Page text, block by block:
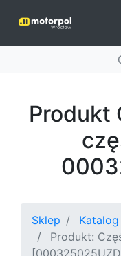
Produkt
Sklep
Produkt: